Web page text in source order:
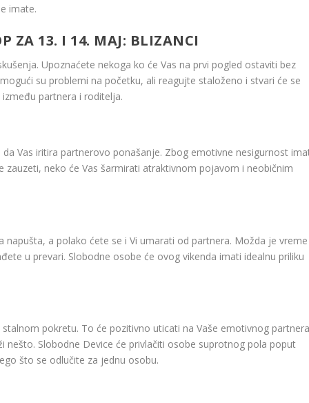
imate.
ZA 13. I 14. MAJ: BLIZANCI
Upoznaćete nekoga ko će Vas na prvi pogled ostaviti bez
su problemi na početku, ali reagujte staloženo i stvari će se
partnera i roditelja.
Vas iritira partnerovo ponašanje. Zbog emotivne nesigurnost
neko će Vas šarmirati atraktivnom pojavom i neobičnim
napušta, a polako ćete se i Vi umarati od partnera. Možda je vreme
u prevari. Slobodne osobe će ovog vikenda imati idealnu priliku
pokretu. To će pozitivno uticati na Vaše emotivnog
nešto. Slobodne Device će privlačiti osobe suprotnog pola poput
što se odlučite za jednu osobu.